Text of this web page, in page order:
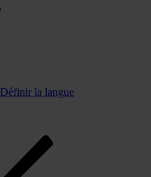
Définir la langue